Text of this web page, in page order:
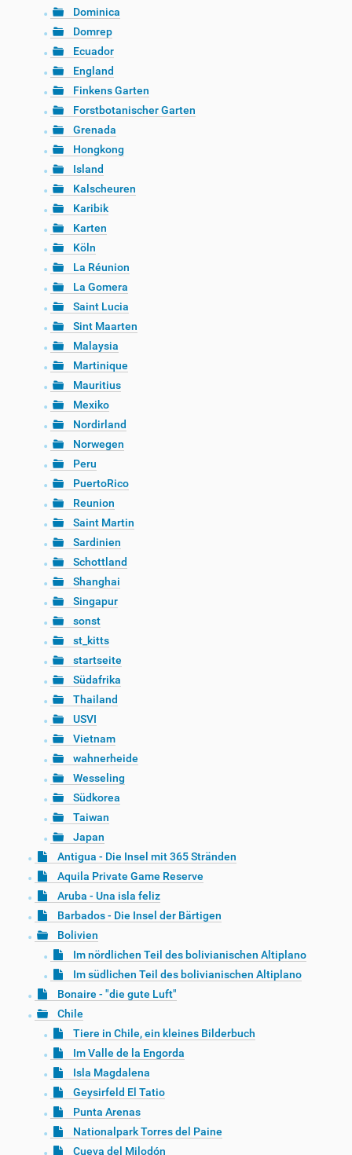
Dominica
Domrep
Ecuador
England
Finkens Garten
Forstbotanischer Garten
Grenada
Hongkong
Island
Kalscheuren
Karibik
Karten
Köln
La Réunion
La Gomera
Saint Lucia
Sint Maarten
Malaysia
Martinique
Mauritius
Mexiko
Nordirland
Norwegen
Peru
PuertoRico
Reunion
Saint Martin
Sardinien
Schottland
Shanghai
Singapur
sonst
st_kitts
startseite
Südafrika
Thailand
USVI
Vietnam
wahnerheide
Wesseling
Südkorea
Taiwan
Japan
Antigua - Die Insel mit 365 Stränden
Aquila Private Game Reserve
Aruba - Una isla feliz
Barbados - Die Insel der Bärtigen
Bolivien
Im nördlichen Teil des bolivianischen Altiplano
Im südlichen Teil des bolivianischen Altiplano
Bonaire - "die gute Luft"
Chile
Tiere in Chile, ein kleines Bilderbuch
Im Valle de la Engorda
Isla Magdalena
Geysirfeld El Tatio
Punta Arenas
Nationalpark Torres del Paine
Cueva del Milodón